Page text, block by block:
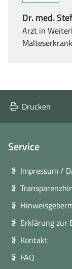
Dr. med.
Arzt in
Drucken
Service
Impressum /
Erklärung zur
Kontakt
FAQ